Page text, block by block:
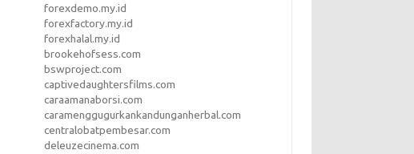
forexdemo.my.id
forexfactory.my.id
forexhalal.my.id
brookehofsess.com
bswproject.com
captivedaughtersfilms.com
caraamanaborsi.com
caramenggugurkankandunganherbal.com
centralobatpembesar.com
deleuzecinema.com